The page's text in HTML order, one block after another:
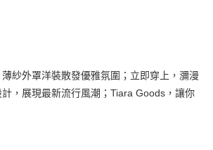
紗外罩洋裝散發優雅氛圍；立即穿上，瀰漫
，展現最新流行風潮；Tiara Goods，讓你